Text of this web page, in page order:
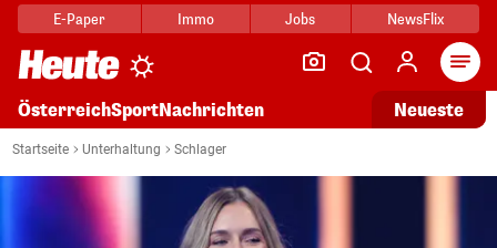
E-Paper Immo Jobs NewsFlix
ÖsterreichSportNachrichten Neueste
Startseite Unterhaltung Schlager